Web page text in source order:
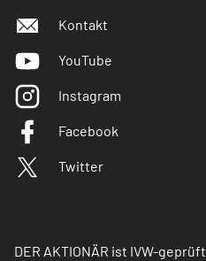
Kontakt
YouTube
Instagram
Facebook
Twitter
DER AKTIONÄR ist IVW-geprüft